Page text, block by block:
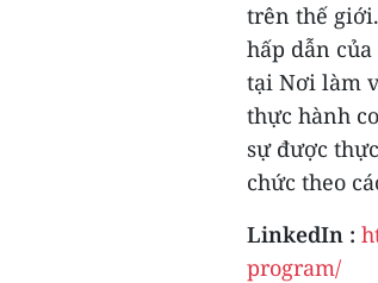
trên thế
hấp dẫn
tại Nơi làm
thực hành
sự được
chức theo
LinkedIn :
program/